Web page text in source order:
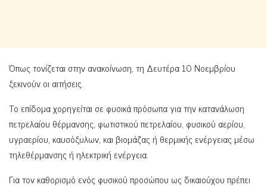
Όπως τονίζεται στην ανακοίνωση, τη Δευτέρα 10 Νοεμβρίου
ξεκινούν οι αιτήσεις.
Το επίδομα χορηγείται σε φυσικά πρόσωπα για την κατανάλωση
πετρελαίου θέρμανσης, φωτιστικού πετρελαίου, φυσικού αερίου,
υγραερίου, καυσόξυλων, και βιομάζας ή θερμικής ενέργειας μέσω
τηλεθέρμανσης ή ηλεκτρική ενέργεια.
Για τον καθορισμό ενός φυσικού προσώπου ως δικαιούχου πρέπει